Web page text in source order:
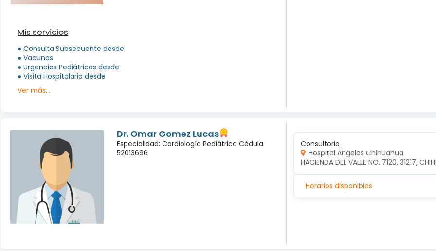
Mis servicios
● Consulta Subsecuente desde
● Vacunas
● Urgencias Pediátricas desde
● Visita Hospitalaria desde
Ver más...
Dr. Omar Gomez Lucas
Especialidad: Cardiología Pediátrica Cédula:
52013696
Consultorio
Hospital Angeles Chihuahua
HACIENDA DEL VALLE NO. 7120, 31217,
Horarios disponibles